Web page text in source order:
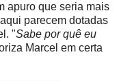
apuro que seria mais
parecem dotadas
"Sabe por quê eu
Marcel em certa